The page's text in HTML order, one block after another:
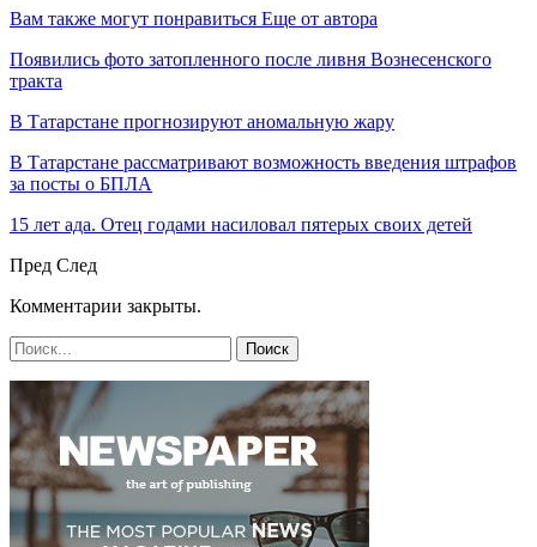
Вам также могут понравиться Еще от автора
Появились фото затопленного после ливня Вознесенского
тракта
В Татарстане прогнозируют аномальную жару
В Татарстане рассматривают возможность введения штрафов
за посты о БПЛА
15 лет ада. Отец годами насиловал пятерых своих детей
Пред След
Комментарии закрыты.